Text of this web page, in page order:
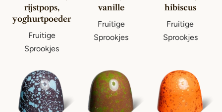
rijstpops,
yoghurtpoeder
Fruitige
Sprookjes
vanille
Fruitige
Sprookjes
hibiscus
Fruitige
Sprookjes